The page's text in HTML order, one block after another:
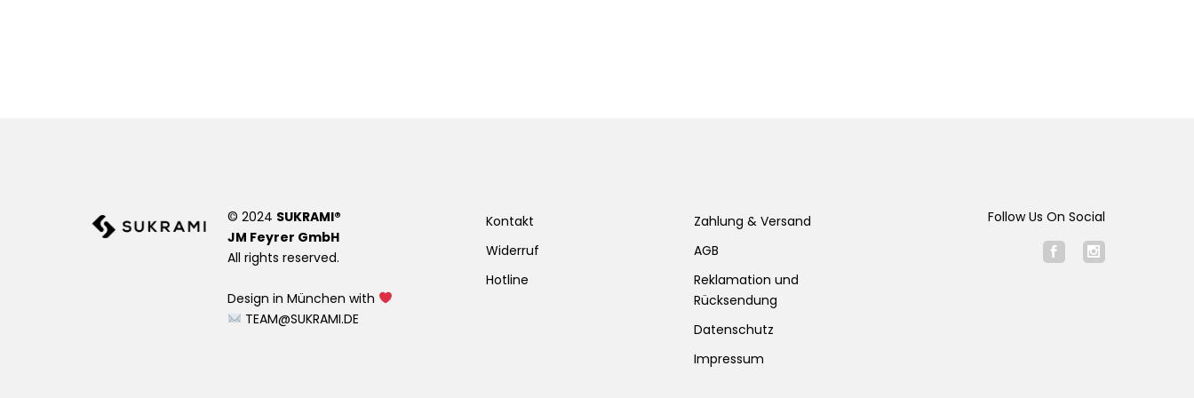
© 2024 SUKRAMI®
JM Feyrer GmbH
All rights reserved.
Design in München with
TEAM@SUKRAMI.DE
Kontakt
Widerruf
Hotline
Zahlung & Versand
AGB
Reklamation und
Rücksendung
Datenschutz
Impressum
Follow Us On Social